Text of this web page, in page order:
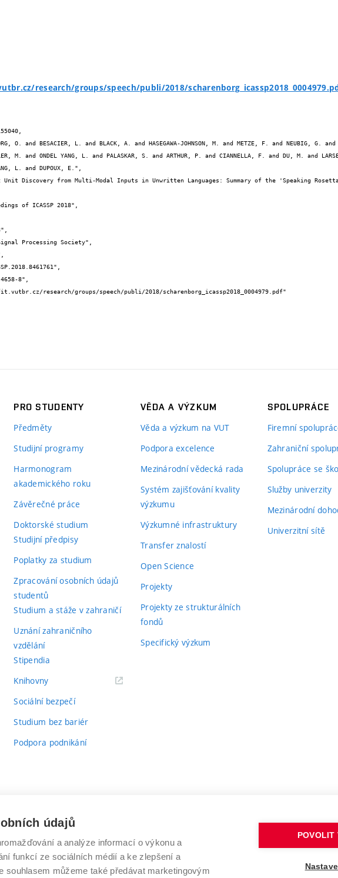
research/groups/speech/publi/2018/
M. and ONDEL YANG, L. and PALASKAR, S. and ARTHUR, P. and CIANNELLA, F. and DU, M. and
L. and DUPOUX, E.",
PRO STUDENTY
Předměty
Studijní programy
Harmonogram
akademického roku
Závěrečné práce
Doktorské studium
Studijní předpisy
Poplatky za studium
Zpracování osobních údajů
studentů
Studium a stáže v zahraničí
Uznání zahraničního
vzdělání
Stipendia
Knihovny(externí
Sociální bezpečí
Studium bez bariér
Podpora podnikání
VĚDA A VÝZKUM
Věda a výzkum na VUT
Podpora excelence
Mezinárodní vědecká rada
Systém zajišťování kvality
výzkumu
Výzkumné infrastruktury
Transfer znalostí
Open Science
Projekty
Projekty ze strukturálních
fondů
Specifický výzkum
SPOLUPRÁCE
Firemní
Zahraniční
Spolupráce se
Služby univerzity
Mezinárodní
Univerzitní sítě
VYSOKÉ UČENÍ TECHNICKÉ V BRNĚ
Antonínská 548/1
www.vut.cz
údajů
a analýze informací o výkonu a
funkcí ze sociálních médií a ke zlepšení a
souhlasem můžeme také předávat marketingovým
POVOLIT